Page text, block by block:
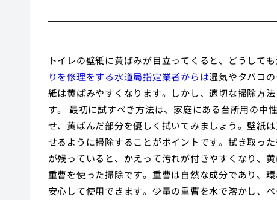
トイレの壁紙に黄ばみが目立ってくると、どうして
りを修理をする水道局指定業者からは湿気やタバコ
紙は黄ばみやすくなります。しかし、適切な掃除方
す。 最初に試すべき方法は、家庭にある台所用の中
せ、黄ばんだ部分を優しく拭いてみましょう。壁紙
せるように掃除することがポイントです。拭き取っ
が残っていると、かえって汚れが付きやすくなり、
重曹を使った掃除です。重曹は自然な成分であり、
安心して使用できます。少量の重曹を水で溶かし、